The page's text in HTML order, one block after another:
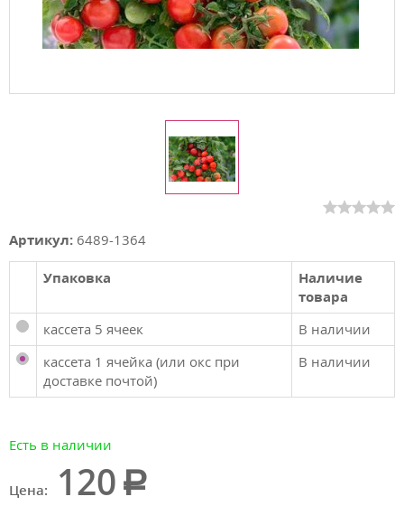
Артикул: 6489-1364
Упаковка
Наличие
товара
кассета 5 ячеек
В наличии
кассета 1 ячейка (или окс при
доставке почтой)
В наличии
Есть в наличии
Цена: 120